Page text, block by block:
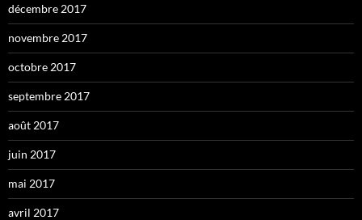
décembre 2017
novembre 2017
octobre 2017
septembre 2017
août 2017
juin 2017
mai 2017
avril 2017